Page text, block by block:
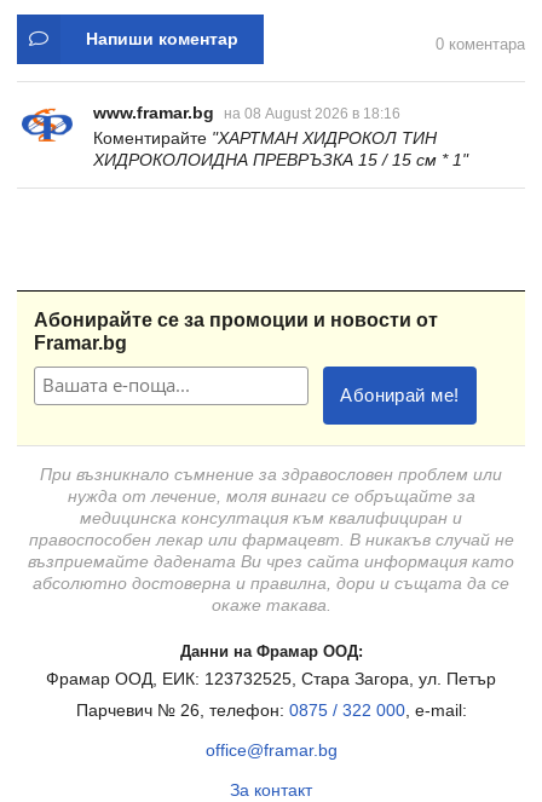
Напиши коментар 0 коментара
www.framar.bg на 08 August 2026 в 18:16
Коментирайте "ХАРТМАН ХИДРОКОЛ ТИН
ХИДРОКОЛОИДНА ПРЕВРЪЗКА 15 / 15 см * 1"
Абонирайте се за промоции и новости от
Framar.bg
При възникнало съмнение за здравословен проблем или
нужда от лечение, моля винаги се обръщайте за
медицинска консултация към квалифициран и
правоспособен лекар или фармацевт. В никакъв случай не
възприемайте дадената Ви чрез сайта информация като
абсолютно достоверна и правилна, дори и същата да се
окаже такава.
Данни на Фрамар ООД:
Фрамар ООД, ЕИК: 123732525, Стара Загора, ул. Петър
Парчевич № 26, телефон: 0875 / 322 000, e-mail:
office@framar.bg
За контакт